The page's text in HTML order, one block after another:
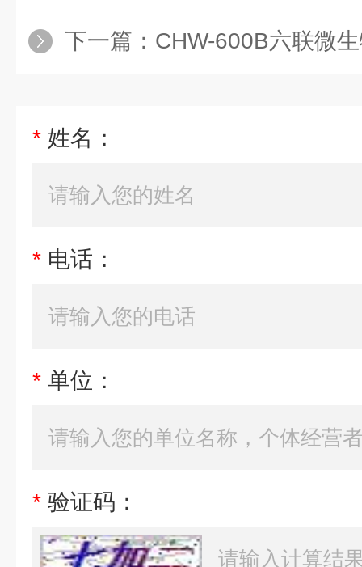
下一篇： CHW-600B六联微生物限
* 姓名：
* 电话：
* 单位：
* 验证码：